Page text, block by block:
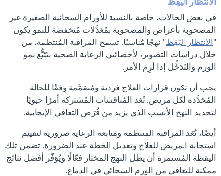
في بعض الحالات، خاصة بالنسبة للأورام السحائية الصغيرة غير
المصحوبة بأعراض والمصحوبة بمُعَدَّلات مُنخفضة للنمو يكون
"الانتظار اليَقِظ" نهجًا مُناسبًا. تسمح المراقبة المُنتظمة، من
خلال دراسات التصوير، لأخصائيي الرعاية الصحية بتَتَبُّع نمو
الورم والتَدَخُّل إذا لَزِم الأمر.
يجب أن تكون قرارات العلاج فردية ومُصَمَّمة وِفقًا للحالة
المُحَدَّدة لكل مريض. تُعَد المُناقشات المُشتركة أمرًا حيويًا
لتحديد النهج الأنسب الذي يزيد من فُرَص التعافي الإيجابية.
أيضًا، تُعَد المراقبة المنتظمة ومتابعة الرعاية ضرورية لتقييم
استجابة المريض للعلاج وتعديل الخطة عند الضرورة. تضمن تلك
اليقظة المُستمرة أن يظل النهج المختار فعّالًا ويُوَفّر أفضل نتائج
ممكنة للتعافي من الورم السحائي في الدماغ.